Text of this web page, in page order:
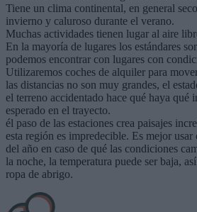
Tiene un clima continental, en general
invierno y caluroso durante el verano.
Muchas actividades tienen lugar al aire
En la mayoría de lugares los estándares
podemos encontrar con lugares con
Utilizaremos coches de alquiler para
las distancias no son muy grandes, el
el terreno accidentado hace qué haya qué
esperado en el trayecto.
él paso de las estaciones crea paisajes
esta región es impredecible. Es mejor usar
del año en caso de qué las condiciones
la noche, la temperatura puede ser baja,
ropa de abrigo.